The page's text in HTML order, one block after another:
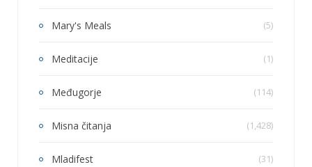
Mary's Meals (5)
Meditacije (1)
Međugorje (114)
Misna čitanja (1,428)
Mladifest (31)